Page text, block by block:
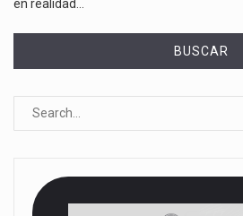
en realidad…
BUSCAR